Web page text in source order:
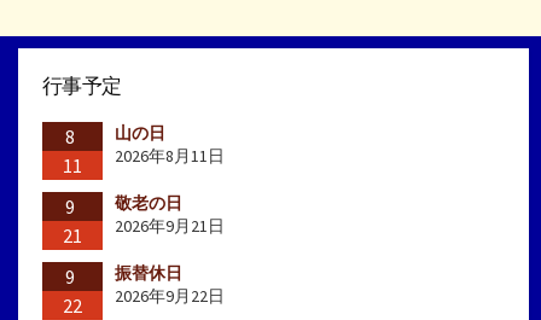
行事予定
8
11
山の日
2026年8月11日
9
21
敬老の日
2026年9月21日
9
22
振替休日
2026年9月22日